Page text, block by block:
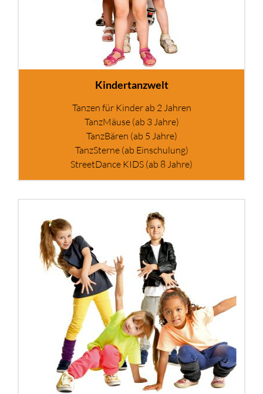
Kindertanzwelt
Tanzen für Kinder ab 2 Jahren
TanzMäuse (ab 3 Jahre)
TanzBären (ab 5 Jahre)
TanzSterne (ab Einschulung)
StreetDance KIDS (ab 8 Jahre)